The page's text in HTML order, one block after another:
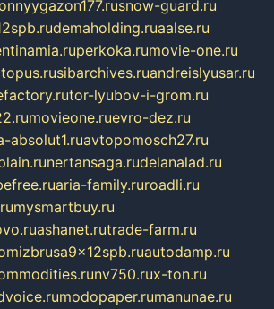
snow-guard.ru
demaholding.ruaalse.ru
perkoka.rumovie-one.ru
sibarchives.ruandreislyusar.ru
tor-lyubov-i-grom.ru
movieone.ruevro-dez.ru
absolut1.ruavtopomosch27.ru
nertansaga.rudelanalad.ru
aria-family.ruroadli.ru
mysmartbuy.ru
ashanet.rutrade-farm.ru
autodamp.ru
nv750.rux-ton.ru
modopaper.rumanunae.ru